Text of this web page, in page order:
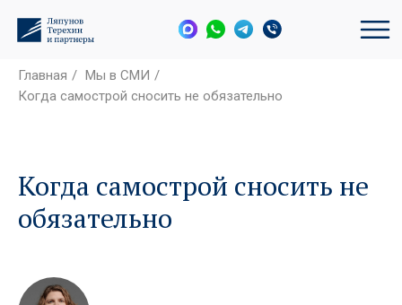
Главная / Мы в СМИ /
Когда самострой сносить не обязательно
Когда самострой сносить не
обязательно